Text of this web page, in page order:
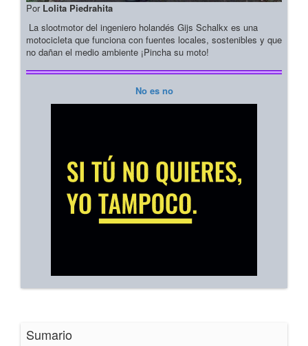
Por Lolita Piedrahita
La slootmotor del ingeniero holandés Gijs Schalkx es una
motocicleta que funciona con fuentes locales, sostenibles y que
no dañan el medio ambiente ¡Pincha su moto!
No es no
Sumario